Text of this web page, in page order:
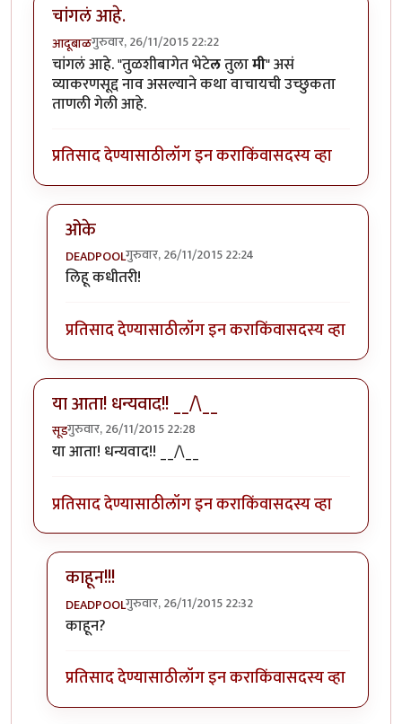
चांगलं आहे.
आदूबाळगुरुवार, 26/11/2015 22:22
चांगलं आहे. "तुळशीबागेत भेटेलतुलामी" असं
व्याकरणसूद्द नाव असल्याने कथा वाचायची उच्छुकता
ताणली गेली आहे.
प्रतिसाद देण्यासाठीलॉग इन कराकिंवासदस्य व्हा
ओके
DEADPOOLगुरुवार, 26/11/2015 22:24
In reply toचांगलं आहे.
लिहू कधीतरी!
प्रतिसाद देण्यासाठीलॉग इन कराकिंवासदस्य व्हा
या आता! धन्यवाद!! __/\__
सूडगुरुवार, 26/11/2015 22:28
या आता! धन्यवाद!! __/\__
प्रतिसाद देण्यासाठीलॉग इन कराकिंवासदस्य व्हा
काहून!!!
DEADPOOLगुरुवार, 26/11/2015 22:32
In reply to
काहून?
प्रतिसाद देण्यासाठीलॉग इन कराकिंवासदस्य व्हा